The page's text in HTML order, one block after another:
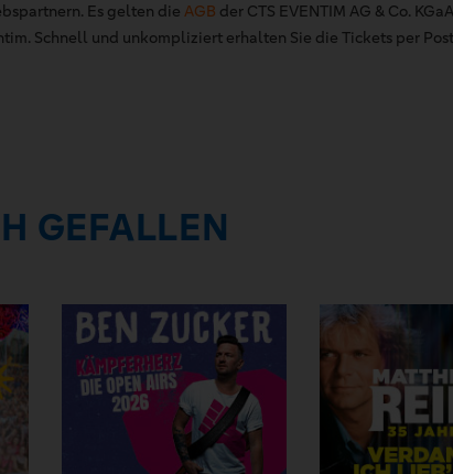
Es gelten die AGB der CTS EVENTIM AG & Co.
Schnell und unkompliziert erhalten Sie die Tickets per
GEFALLEN